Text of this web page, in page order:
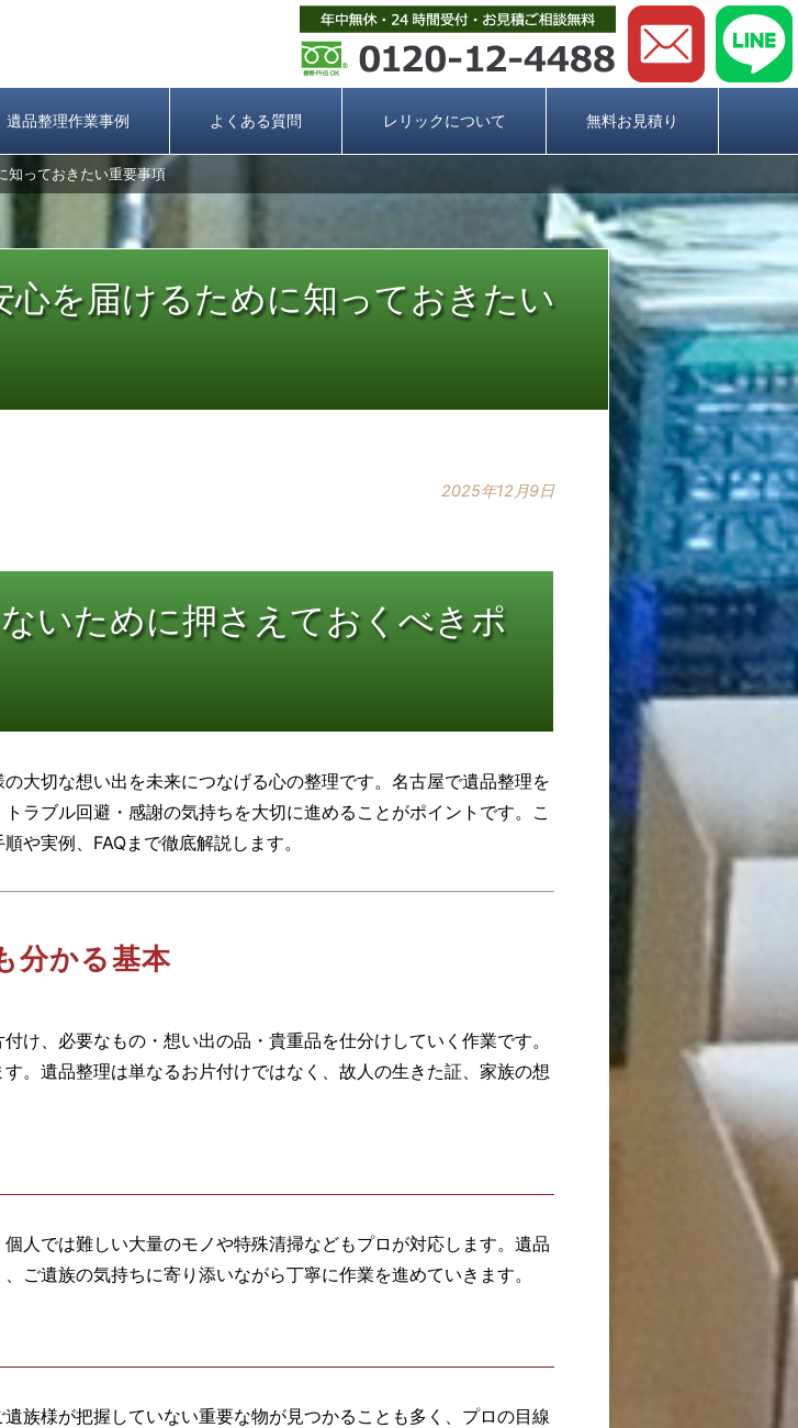
遺品整理作業事例 よくある質問 レリックについて 無料お見積り
知っておきたい重要事項
心を届けるために知っておきたい
2025年12月9日
いために押さえておくべきポ
大切な想い出を未来につなげる心の整理です。名古屋で遺品整理を
ラブル回避・感謝の気持ちを大切に進めることがポイントです。こ
や実例、FAQまで徹底解説します。
分かる基本
け、必要なもの・想い出の品・貴重品を仕分けしていく作業です。
。遺品整理は単なるお片付けではなく、故人の生きた証、家族の想
人では難しい大量のモノや特殊清掃などもプロが対応します。遺品
ご遺族の気持ちに寄り添いながら丁寧に作業を進めていきます。
族様が把握していない重要な物が見つかることも多く、プロの目線